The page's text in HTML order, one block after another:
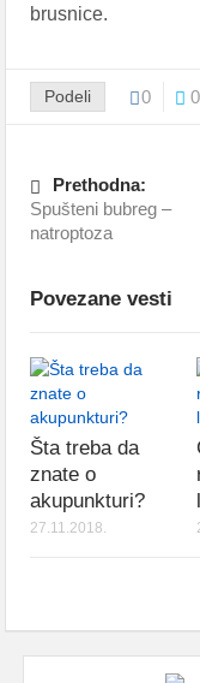
brusnice.
Podeli 0 0
Prethodna:
Spušteni bubreg –
natroptoza
Povezane vesti
Šta treba da
znate o
akupunkturi?
27.11.2018.